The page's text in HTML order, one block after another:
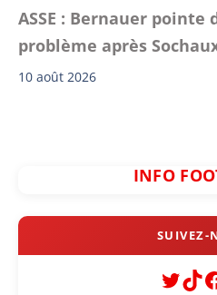
ASSE : Bernauer pointe
problème après
10 août 2026
INFO